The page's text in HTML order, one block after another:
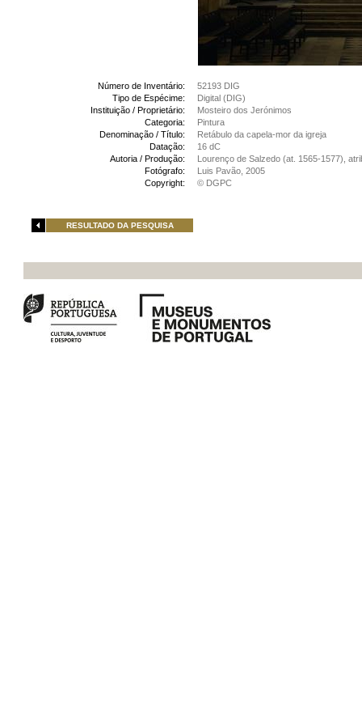
Número de Inventário:
52193 DIG
Tipo de Espécime:
Digital (DIG)
Instituição / Proprietário:
Mosteiro dos Jerónimos
Categoria:
Pintura
Denominação / Título:
Retábulo da capela-mor da igreja
Datação:
16 dC
Autoria / Produção:
Lourenço de Salzedo (at. 1565-1577),
Fotógrafo:
Luis Pavão, 2005
Copyright:
© DGPC
RESULTADO DA PESQUISA